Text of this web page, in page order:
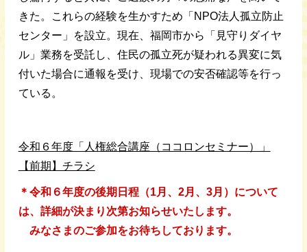
きた。これらの経験を生かすため「NPO法人孤立防止
センター」を設立。現在、福岡市から「見守りダイヤ
ル」業務を受託し、住民の孤立死が疑われる異変に気
付いた場合に通報を受け、現場での安否確認等を行っ
ている。
令和６年度「人権総合講座（ココロンセミナー）」
【前期】チラシ
＊令和６年度の後期日程（1月、2月、3月）について
は、詳細が決まり次第お知らせいたします。
みなさまのご参加をお待ちしております。